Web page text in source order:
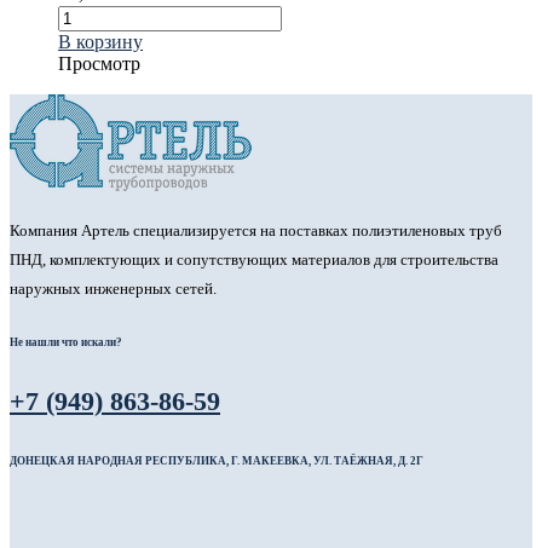
В корзину
Просмотр
Компания Артель специализируется на поставках полиэтиленовых труб
ПНД, комплектующих и сопутствующих материалов для строительства
наружных инженерных сетей.
Не нашли что искали?
+7 (949) 863-86-59
ДОНЕЦКАЯ НАРОДНАЯ РЕСПУБЛИКА, Г. МАКЕЕВКА, УЛ. ТАЁЖНАЯ, Д. 2Г